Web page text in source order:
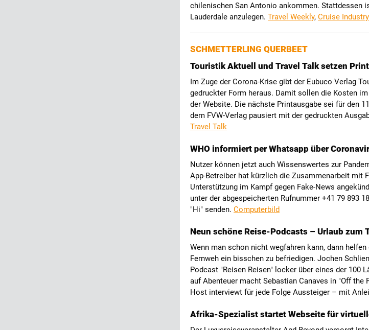
chilenischen San Antonio ankommen. Stattdessen
Lauderdale anzulegen. Travel Weekly, Cruise
SCHMETTERLING QUERBEET
Touristik Aktuell und Travel Talk setzen
Im Zuge der Corona-Krise gibt der Eubuco Verlag
gedruckter Form heraus. Damit sollen die Kosten
der Website. Die nächste Printausgabe sei für den
dem FVW-Verlag pausiert mit der gedruckten
Travel Talk
WHO informiert per Whatsapp über
Nutzer können jetzt auch Wissenswertes zur
App-Betreiber hat kürzlich die Zusammenarbeit mit
Unterstützung im Kampf gegen Fake-News
unter der abgespeicherten Rufnummer +41 79 893
"Hi" senden. Computerbild
Neun schöne Reise-Podcasts – Urlaub zum
Wenn man schon nicht wegfahren kann, dann
Fernweh ein bisschen zu befriedigen. Jochen
Podcast "Reisen Reisen" locker über eines der 100
auf Abenteuer macht Sebastian Canaves in "Off the
Host interviewt für jede Folge Aussteiger – mit
Afrika-Spezialist startet Webseite für